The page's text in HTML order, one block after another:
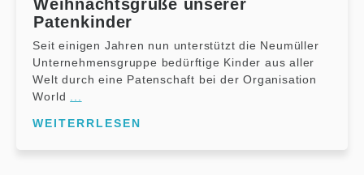
Weihnachtsgrüße unserer
Patenkinder
Seit einigen Jahren nun unterstützt die Neumüller
Unternehmensgruppe bedürftige Kinder aus aller
Welt durch eine Patenschaft bei der Organisation
World ...
WEITERRLESEN